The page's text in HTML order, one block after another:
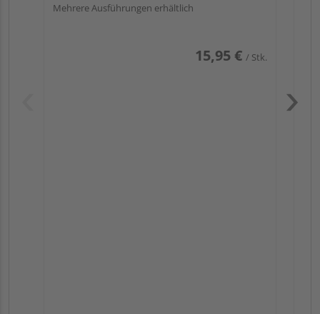
Mehrere Ausführungen erhältlich
15,95 € / Stk.